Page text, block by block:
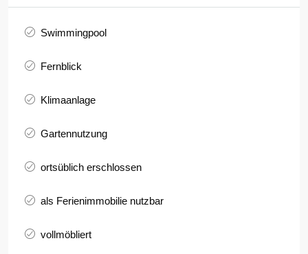
Swimmingpool
Fernblick
Klimaanlage
Gartennutzung
ortsüblich erschlossen
als Ferienimmobilie nutzbar
vollmöbliert